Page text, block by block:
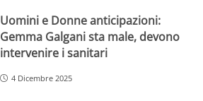
Uomini e Donne anticipazioni:
Gemma Galgani sta male, devono
intervenire i sanitari
4 Dicembre 2025